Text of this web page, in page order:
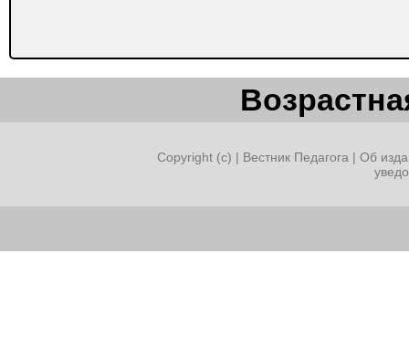
Copyright (c) | Вестник Педагога | Об